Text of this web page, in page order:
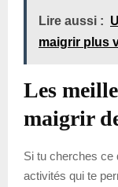
Lire aussi :
maigrir plus
Les
maigrir
Si tu cherches ce
activités qui te